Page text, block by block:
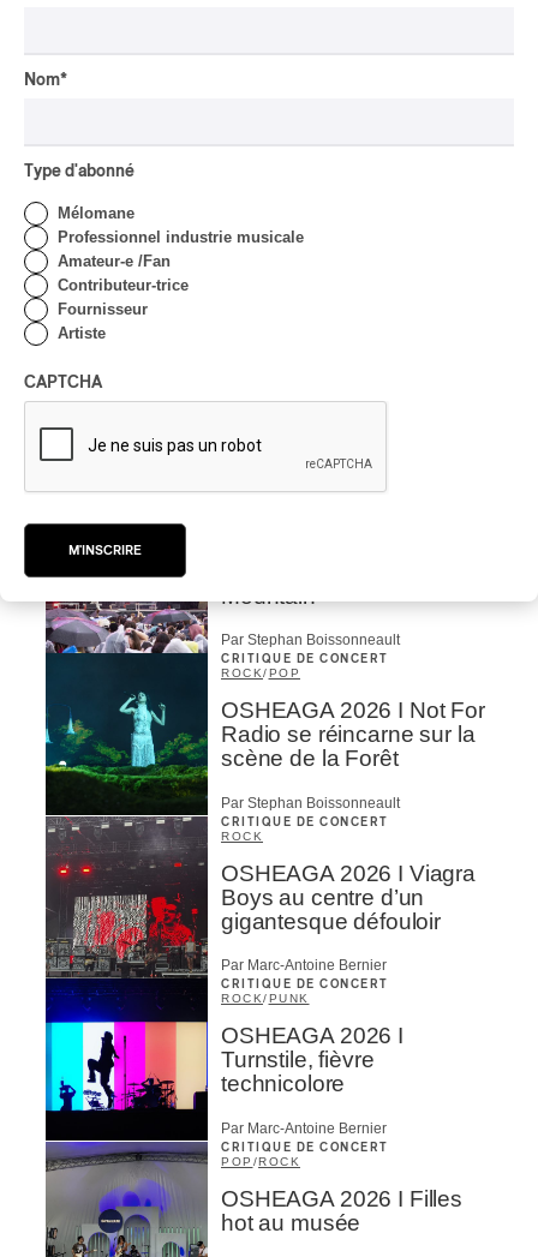
d’exceptions
au rythme de son propre
cœur
Mountain
Par Stephan Boissonneault
CRITIQUE DE CONCERT
ROCK/POP
OSHEAGA 2026 I Not For
Radio se réincarne sur la
scène de la Forêt
Par Stephan Boissonneault
CRITIQUE DE CONCERT
ROCK
OSHEAGA 2026 I Viagra
Boys au centre d’un
gigantesque défouloir
Par Marc-Antoine Bernier
CRITIQUE DE CONCERT
ROCK/PUNK
OSHEAGA 2026 I
Turnstile, fièvre
technicolore
Par Marc-Antoine Bernier
CRITIQUE DE CONCERT
POP /ROCK
OSHEAGA 2026 I Filles
hot au musée
Nom*
Type d'abonné
Mélomane
Professionnel industrie musicale
Amateur-e /Fan
Contributeur-trice
Fournisseur
Artiste
CAPTCHA
M'INSCRIRE